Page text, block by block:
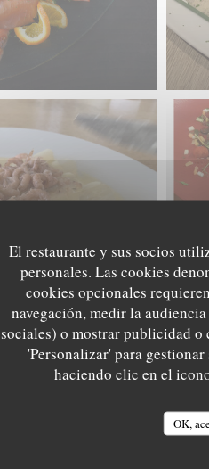
El restaurante y sus socios
personales. Las cookies
cookies opcionales
navegación, medir la
sociales) o mostrar publicidad o
'Personalizar' para
haciendo clic en el
OK,